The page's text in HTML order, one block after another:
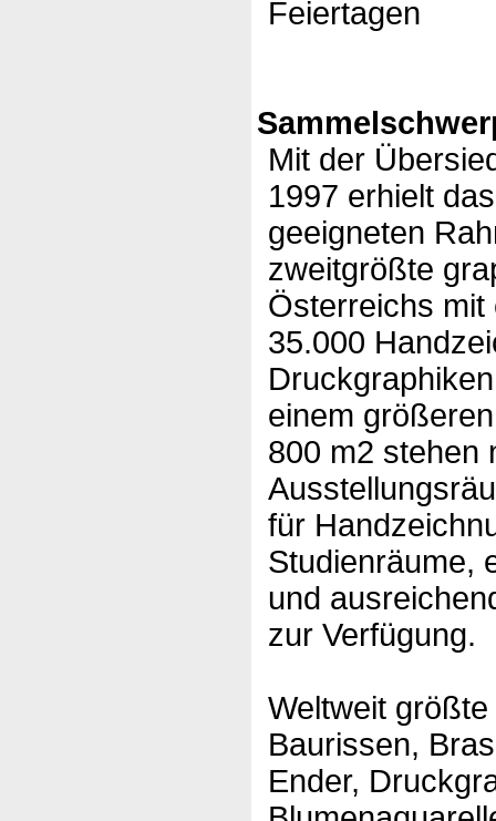
Feiertagen
Mit der
1997 erhielt
geeigneten
zweitgrößte
Österreichs mit
35.000
einem
800 m2 stehen
für
Studienräume,
und
zur Verfügung.
Weltweit
Baurissen,
Ender,